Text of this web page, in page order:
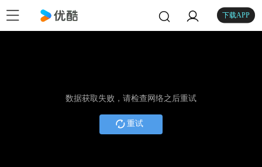
下载APP
数据获取失败，请检查网络之后重试
重试